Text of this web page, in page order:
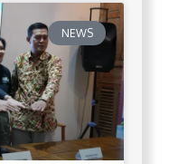
NEWS